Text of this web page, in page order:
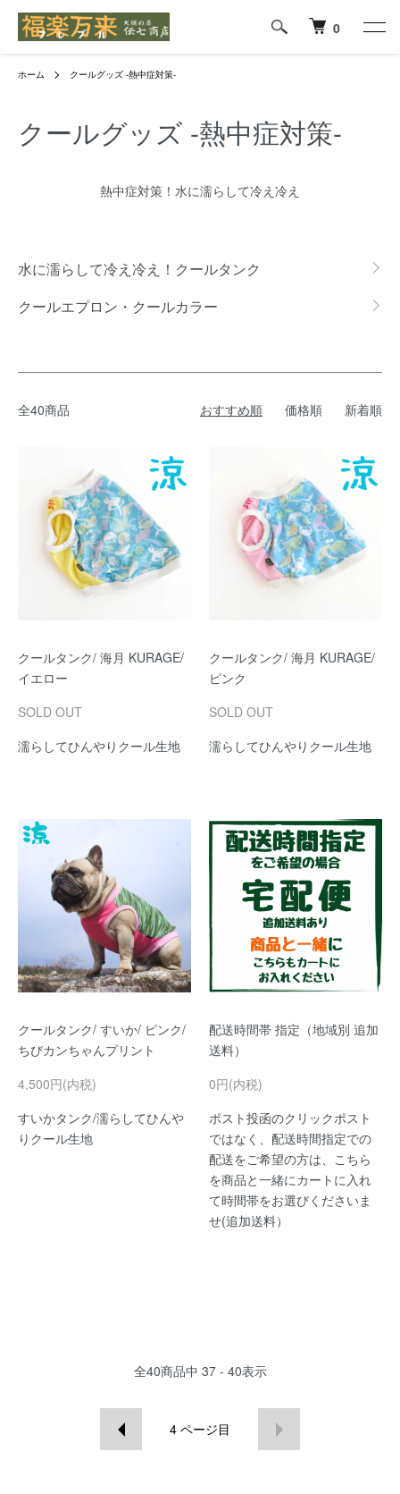
0
ホーム クールグッズ -熱中症対策-
クールグッズ -熱中症対策-
熱中症対策！水に濡らして冷え冷え
グループ一覧
水に濡らして冷え冷え！クールタンク
クールエプロン・クールカラー
全40商品 おすすめ順 価格順 新着順
クールタンク/ 海月 KURAGE/
イエロー
SOLD OUT
濡らしてひんやりクール生地
クールタンク/ 海月 KURAGE/
ピンク
SOLD OUT
濡らしてひんやりクール生地
クールタンク/ すいか/ ピンク/
ちびカンちゃんプリント
4,500円(内税)
すいかタンク/濡らしてひんや
りクール生地
配送時間帯 指定（地域別 追加
送料）
0円(内税)
ポスト投函のクリックポスト
ではなく、配送時間指定での
配送をご希望の方は、こちら
を商品と一緒にカートに入れ
て時間帯をお選びくださいま
せ(追加送料）
全40商品中 37 - 40表示
4 ページ目